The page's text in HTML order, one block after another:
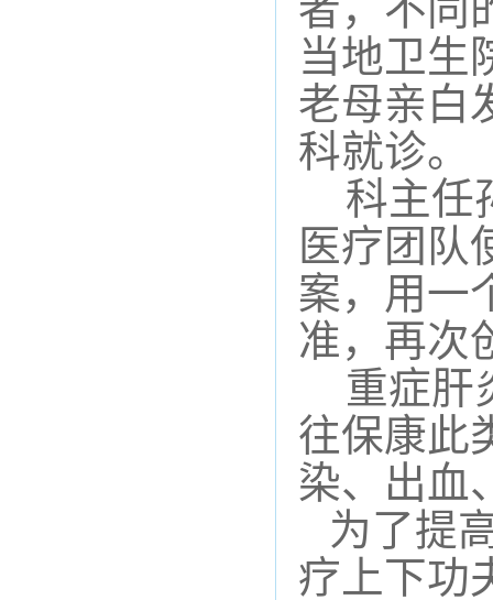
者，不同
当地卫生
老母亲白
科就诊。
科主任
医疗团队
案， 用一
准，再次
重症肝
往保康此
染、出血
为了提
疗上下功